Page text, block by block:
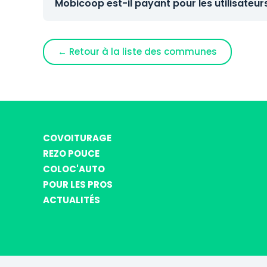
Mobicoop est-il payant pour les
← Retour à la liste des communes
COVOITURAGE
REZO POUCE
COLOC'AUTO
POUR LES PROS
ACTUALITÉS